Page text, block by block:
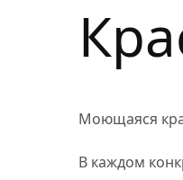
Лаки
Лазурь
Моющаяся
В каждом